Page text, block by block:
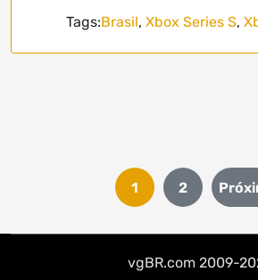
Tags:Brasil, Xbox Series S,
Paginação
de
posts
1 2
vgBR.com 2009-